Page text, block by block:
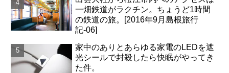
一畑鉄道がラクチン。ちょうど1時間
の鉄道の旅。[2016年9月島根旅行
記-06]
家中のありとあらゆる家電のLEDを遮
光シールで封殺したら快眠がやってき
た件。